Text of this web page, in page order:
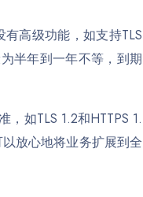
高级功能，如支持TLS
半年到一年不等，到期
如TLS 1.2和HTTPS 1.
放心地将业务扩展到全